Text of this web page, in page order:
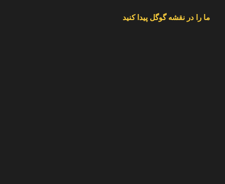
ما را در نقشه گوگل پیدا کنید